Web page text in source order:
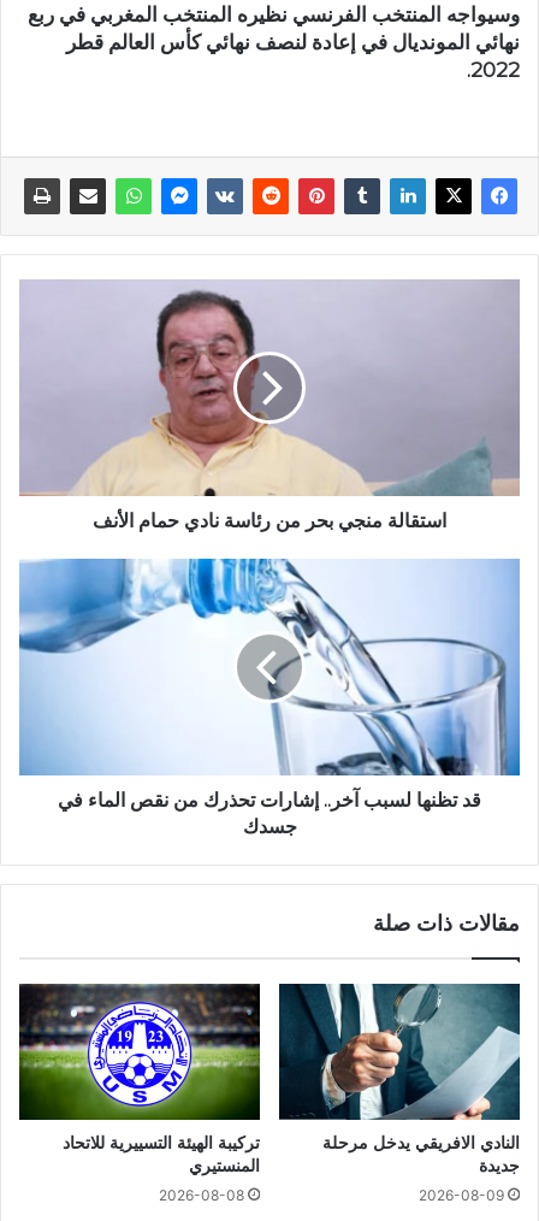
وسيواجه المنتخب الفرنسي نظيره المنتخب المغربي في ربع
نهائي المونديال في إعادة لنصف نهائي كأس العالم قطر
2022.
استقالة منجي بحر من رئاسة نادي حمام الأنف
قد تظنها لسبب آخر.. إشارات تحذرك من نقص الماء في
جسدك
مقالات ذات صلة
النادي الافريقي يدخل مرحلة
جديدة
2026-08-09
تركيبة الهيئة التسييرية للاتحاد
المنستيري
2026-08-08